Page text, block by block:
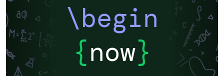
\begin
{now}